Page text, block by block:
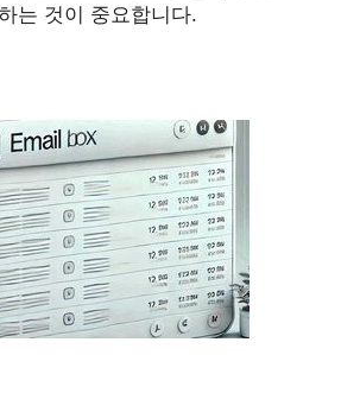
는 것이 중요합니다.